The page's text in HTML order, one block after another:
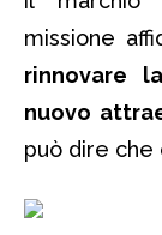
missione
rinnovare
nuovo
può dire che